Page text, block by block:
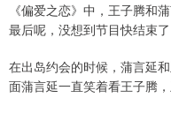
《偏爱之恋》中，王子腾和
最后呢，没想到节目快结束
在出岛约会的时候，蒲言延
面蒲言延一直笑着看王子腾